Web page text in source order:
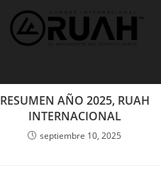
RESUMEN AÑO 2025, RUAH
INTERNACIONAL
septiembre 10, 2025